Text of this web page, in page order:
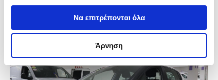
Να επιτρέπονται όλα
Άρνηση